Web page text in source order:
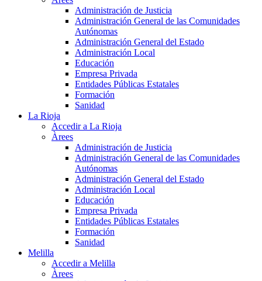
Administración de Justicia
Administración General de las Comunidades
Autónomas
Administración General del Estado
Administración Local
Educación
Empresa Privada
Entidades Públicas Estatales
Formación
Sanidad
La Rioja
Accedir a La Rioja
Àrees
Administración de Justicia
Administración General de las Comunidades
Autónomas
Administración General del Estado
Administración Local
Educación
Empresa Privada
Entidades Públicas Estatales
Formación
Sanidad
Melilla
Accedir a Melilla
Àrees